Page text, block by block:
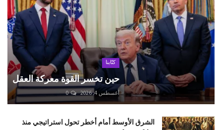
كتّابنا
حين تخسر القوة معركة العقل
أغسطس 4, 2026 0
الشرق الأوسط أمام أخطر تحول استراتيجي منذ